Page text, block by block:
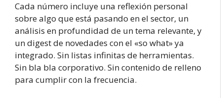
Cada número incluye una reflexión personal
sobre algo que está pasando en el sector, un
análisis en profundidad de un tema relevante, y
un digest de novedades con el «so what» ya
integrado. Sin listas infinitas de herramientas.
Sin bla bla corporativo. Sin contenido de relleno
para cumplir con la frecuencia.